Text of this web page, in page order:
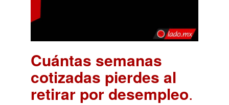
Cuántas semanas
cotizadas pierdes al
retirar por desempleo.